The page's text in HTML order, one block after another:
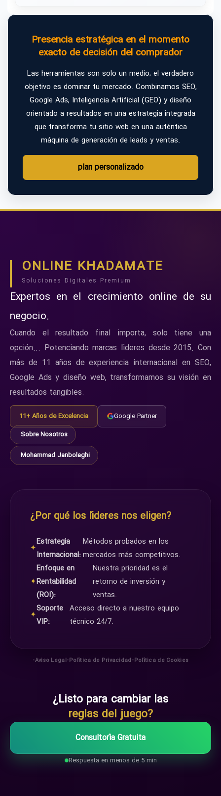
Presencia estratégica en el momento
exacto de decisión del comprador
Las herramientas son solo un medio; el verdadero
objetivo es dominar tu mercado. Combinamos SEO,
Google Ads, Inteligencia Artificial (GEO) y diseño
orientado a resultados en una estrategia integrada
que transforma tu sitio web en una auténtica
máquina de generación de leads y ventas.
plan personalizado
ONLINE KHADAMATE
Soluciones Digitales Premium
Expertos en el crecimiento online de su
negocio.
Cuando el resultado final importa, solo tiene una
opción... Potenciando marcas líderes desde 2015. Con
más de 11 años de experiencia internacional en SEO,
Google Ads y diseño web, transformamos su visión en
resultados tangibles.
11+ Años de Excelencia
Google Partner
Sobre Nosotros
Mohammad Janbolaghi
¿Por qué los líderes nos eligen?
✦
Estrategia
Internacional:
Métodos probados en los
mercados más competitivos.
✦
Enfoque en
Rentabilidad
(ROI):
Nuestra prioridad es el
retorno de inversión y
ventas.
✦
Soporte
VIP:
Acceso directo a nuestro equipo
técnico 24/7.
•Aviso Legal•Política de Privacidad•Política de Cookies
¿Listo para cambiar las
reglas del juego?
Consultoría Gratuita
Respuesta en menos de 5 min